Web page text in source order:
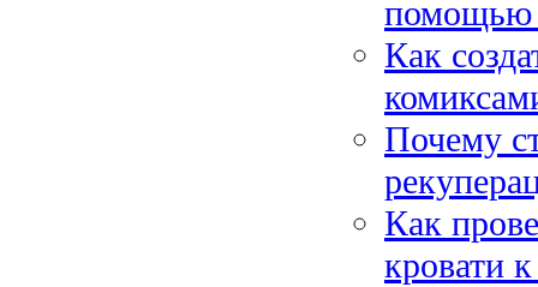
помощью
Как
Почему
Как
кровати